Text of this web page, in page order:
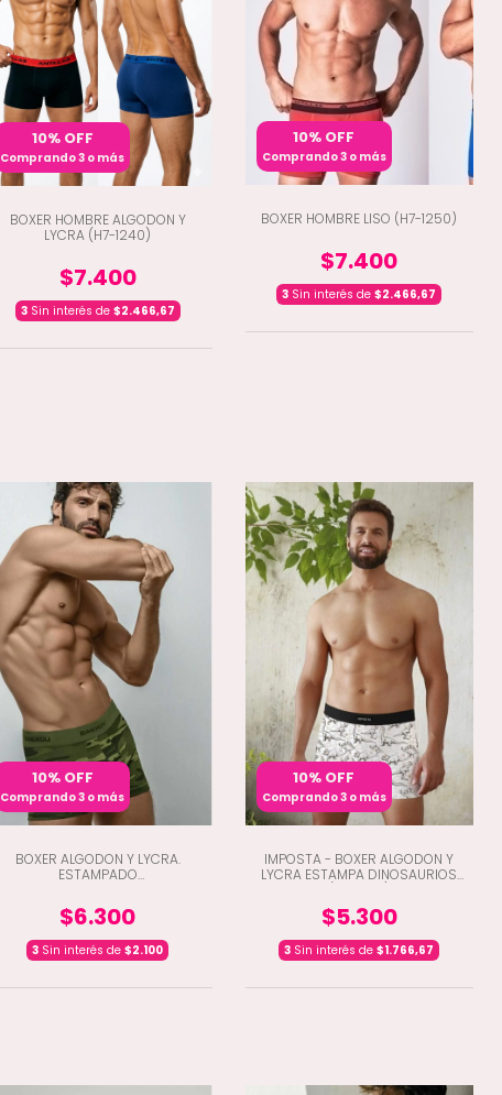
10% OFF
Comprando 3 o más
BOXER HOMBRE ALGODON Y
LYCRA (H7-1240)
$7.400
3Sin interés de $2.466,67
10% OFF
Comprando 3 o más
BOXER HOMBRE LISO (H7-1250)
$7.400
3 Sin interés de$2.466,67
10% OFF
Comprando 3 o más
BOXER ALGODON Y LYCRA.
ESTAMPADO
TONOS. (E4-2043)
$6.300
3 Sin interés de$2.100
10% OFF
Comprando 3 o más
IMPOSTA - BOXER ALGODON Y
LYCRA ESTAMPA DINOSAURIOS
$5.300
3 Sin interés de$1.766,67